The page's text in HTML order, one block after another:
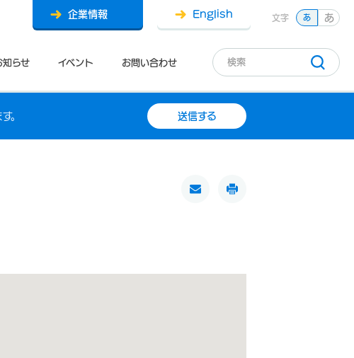
知らせ イベント お問い合わせ
企業情報 English 文字 あ あ
。 送信する